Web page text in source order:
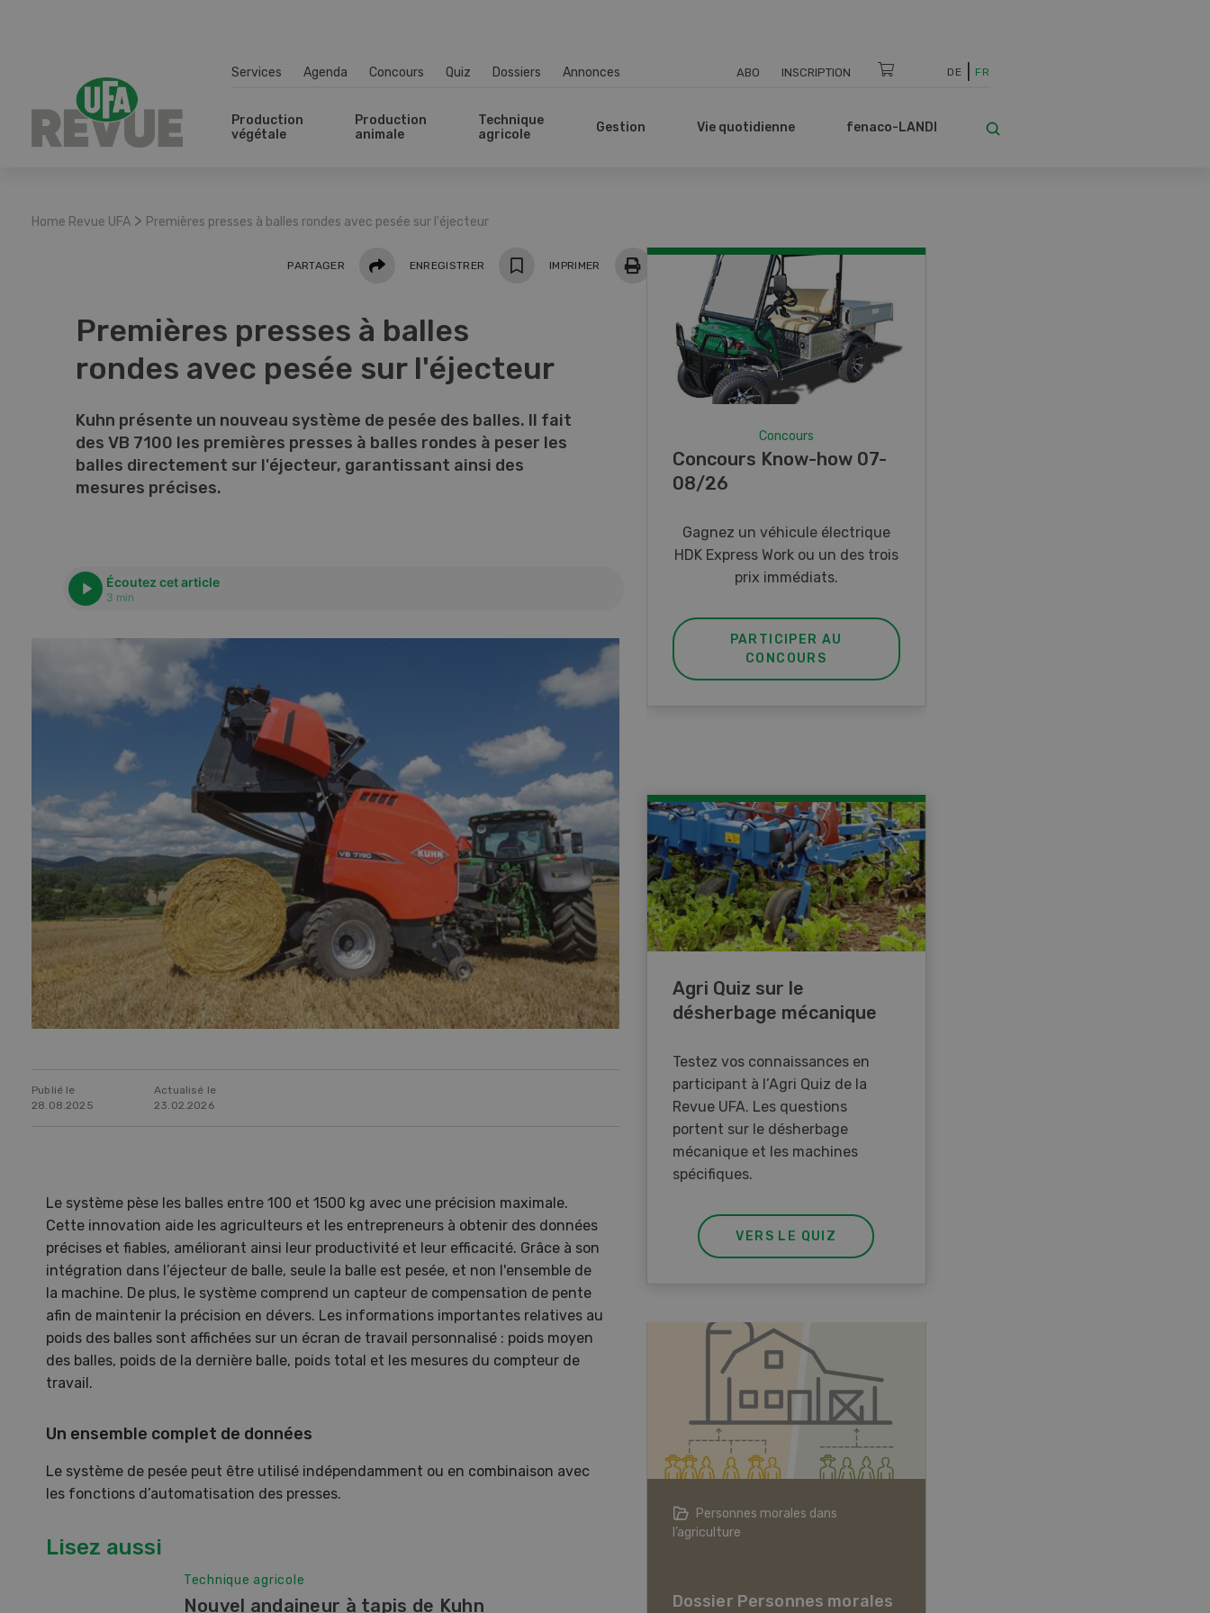
Services Agenda Concours Quiz Dossiers Annonces ABO INSCRIPTION DE FR
Production
végétale
Production
animale
Technique
agricole
Gestion Vie quotidienne fenaco-LANDI
Home Revue UFA > Premières presses à balles rondes avec pesée sur l'éjecteur
PARTAGER PartagerENREGISTRER IMPRIMER
Premières presses à balles
rondes avec pesée sur l'éjecteur
Kuhn présente un nouveau système de pesée des balles. Il fait
des VB 7100 les premières presses à balles rondes à peser les
balles directement sur l'éjecteur, garantissant ainsi des
mesures précises.
Écoutez cet article
3 min
Publié le
28.08.2025
Actualisé le
23.02.2026
Le système pèse les balles entre 100 et 1500 kg avec une précision maximale.
Cette innovation aide les agriculteurs et les entrepreneurs à obtenir des données
précises et fiables, améliorant ainsi leur productivité et leur efficacité. Grâce à son
intégration dans l’éjecteur de balle, seule la balle est pesée, et non l'ensemble de
la machine. De plus, le système comprend un capteur de compensation de pente
afin de maintenir la précision en dévers. Les informations importantes relatives au
poids des balles sont affichées sur un écran de travail personnalisé : poids moyen
des balles, poids de la dernière balle, poids total et les mesures du compteur de
travail.
Un ensemble complet de données
Le système de pesée peut être utilisé indépendamment ou en combinaison avec
les fonctions d’automatisation des presses.
Lisez aussi
Technique agricole
Nouvel andaineur à tapis de Kuhn
Concours
Concours Know-how 07-
08/26
Gagnez un véhicule électrique
HDK Express Work ou un des trois
prix immédiats.
PARTICIPER AU
CONCOURS
Agri Quiz sur le
désherbage mécanique
Testez vos connaissances en
participant à l’Agri Quiz de la
Revue UFA. Les questions
portent sur le désherbage
mécanique et les machines
spécifiques.
VERS LE QUIZ
Une ferme entre de
Personnes morales dans
l’agriculture
Dossier Personnes morales